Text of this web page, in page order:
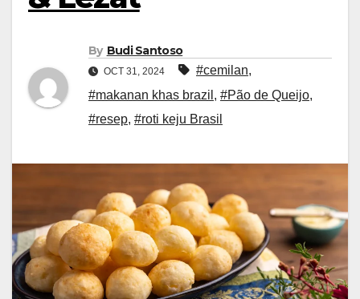
By Budi Santoso
OCT 31, 2024 #cemilan,
#makanan khas brazil , #Pão de Queijo,
#resep, #roti keju Brasil